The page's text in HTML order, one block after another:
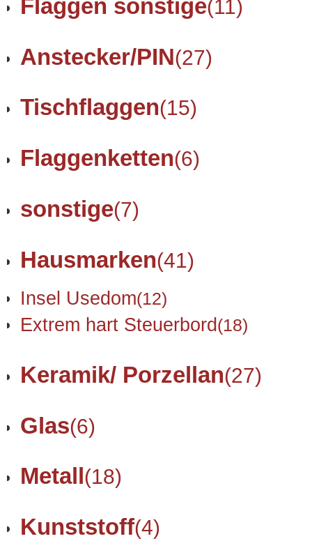
Flaggen sonstige(11)
Anstecker/PIN(27)
Tischflaggen(15)
Flaggenketten(6)
sonstige(7)
Hausmarken(41)
Insel Usedom(12)
Extrem hart Steuerbord(18)
Keramik/ Porzellan(27)
Glas(6)
Metall(18)
Kunststoff(4)